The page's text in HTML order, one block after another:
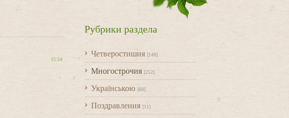
15:54
Рубрики раздела
Четверостишия [149]
Многострочия [252]
Українською [60]
Поздравления [11]